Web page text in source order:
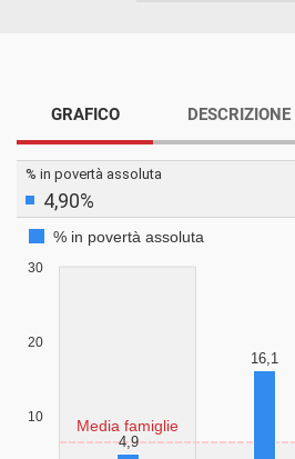
GRAFICO DESCRIZIONE